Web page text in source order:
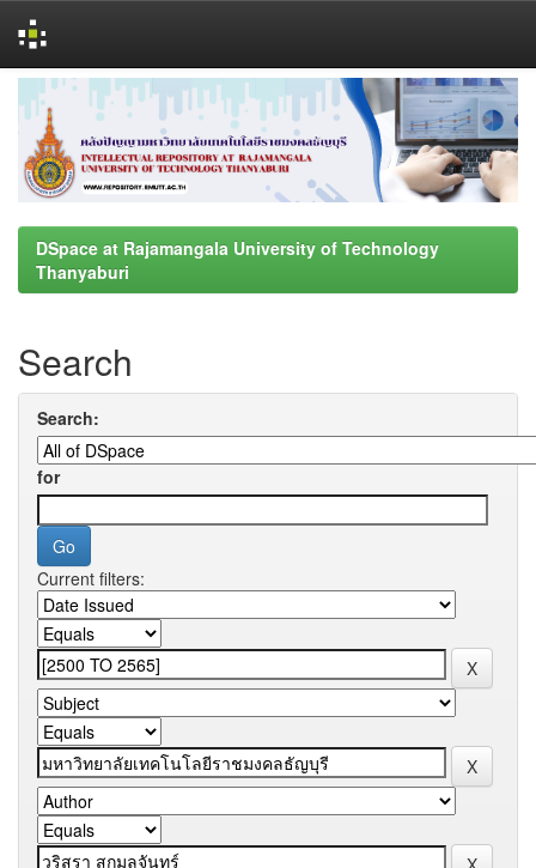
navigation
DSpace at Rajamangala University of Technology
Thanyaburi
Search
Search:
for
Current filters: